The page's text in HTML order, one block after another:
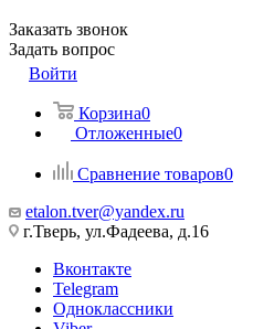
Заказать звонок
Задать вопрос
Войти
Корзина0
Отложенные0
Сравнение товаров0
etalon.tver@yandex.ru
г.Тверь, ул.Фадеева, д.16
Вконтакте
Telegram
Одноклассники